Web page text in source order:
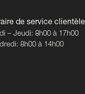
de service clientèle
– Jeudi: 8h00 à 17h00
8h00 à 14h00